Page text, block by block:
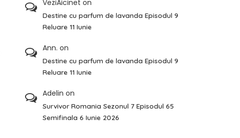
VeziAicinet on
Destine cu parfum de lavanda Episodul 9
Reluare 11 Iunie
Ann. on
Destine cu parfum de lavanda Episodul 9
Reluare 11 Iunie
Adelin on
Survivor Romania Sezonul 7 Episodul 65
Semifinala 6 Iunie 2026